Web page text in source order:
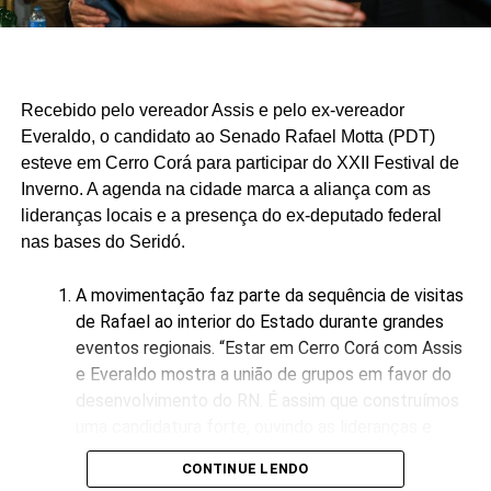
publicação nas redes sociais.
transformar a experiência acumulada em dois mandatos à
frente da Prefeitura de Assú em um projeto de
representação estadual.
Recebido pelo vereador Assis e pelo ex-vereador
Everaldo, o candidato ao Senado Rafael Motta (PDT)
esteve em Cerro Corá para participar do XXII Festival de
Inverno. A agenda na cidade marca a aliança com as
lideranças locais e a presença do ex-deputado federal
nas bases do Seridó.
A movimentação faz parte da sequência de visitas
de Rafael ao interior do Estado durante grandes
eventos regionais. “Estar em Cerro Corá com Assis
e Everaldo mostra a união de grupos em favor do
desenvolvimento do RN. É assim que construímos
garantindo representatividade direta para o
município no Senado”, declarou Rafael Motta.
CONTINUE LENDO